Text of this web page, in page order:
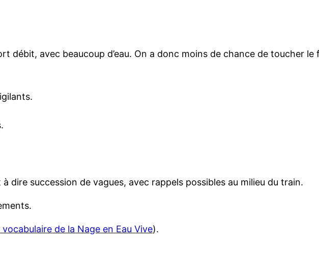
débit, avec beaucoup d’eau. On a donc moins de chance de toucher
dire succession de vagues, avec rappels possibles au milieu du train.
vocabulaire de la Nage en Eau Vive).